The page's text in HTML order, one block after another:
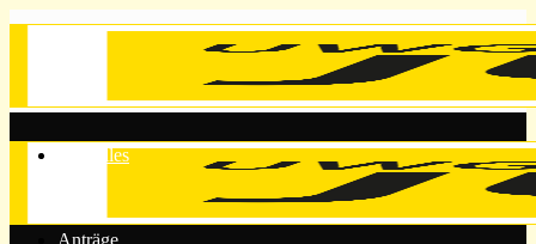
Aktuelles
Anträge